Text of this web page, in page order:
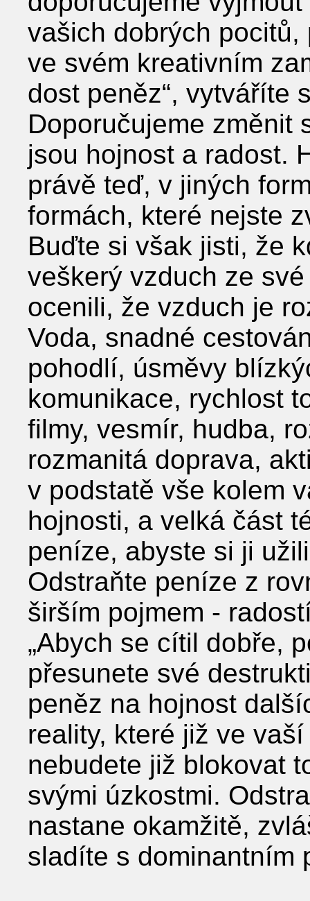
vašich dobrých
ve svém kreativním
dost peněz“, vytváříte
Doporučujeme změnit
jsou hojnost a radost.
právě teď, v jiných
formách, které nejste
Buďte si však jisti, že
veškerý vzduch ze
ocenili, že vzduch je
Voda, snadné
pohodlí, úsměvy
komunikace, rychlost
filmy, vesmír, hudba,
rozmanitá doprava,
v podstatě vše kolem
hojnosti, a velká část
peníze, abyste si ji
Odstraňte peníze z
širším pojmem -
„Abych se cítil dobře,
přesunete své
peněz na hojnost
reality, které již ve
nebudete již blokovat
svými úzkostmi.
nastane okamžitě,
sladíte s dominantním